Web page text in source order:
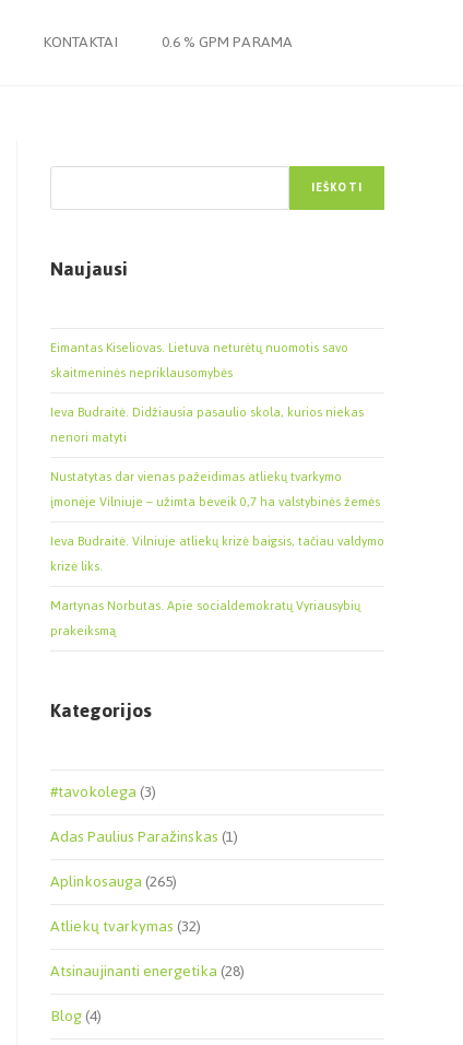
KONTAKTAI 0.6 % GPM PARAMA
IEŠKOTI
Naujausi
Eimantas Kiseliovas. Lietuva neturėtų nuomotis savo
skaitmeninės nepriklausomybės
Ieva Budraitė. Didžiausia pasaulio skola, kurios niekas
nenori matyti
Nustatytas dar vienas pažeidimas atliekų tvarkymo
įmonėje Vilniuje – užimta beveik 0,7 ha valstybinės žemės
Ieva Budraitė. Vilniuje atliekų krizė baigsis, tačiau valdymo
krizė liks.
Martynas Norbutas. Apie socialdemokratų Vyriausybių
prakeiksmą
Kategorijos
#tavokolega(3)
Adas Paulius Paražinskas(1)
Aplinkosauga(265)
Atliekų tvarkymas(32)
Atsinaujinanti energetika(28)
Blog(4)